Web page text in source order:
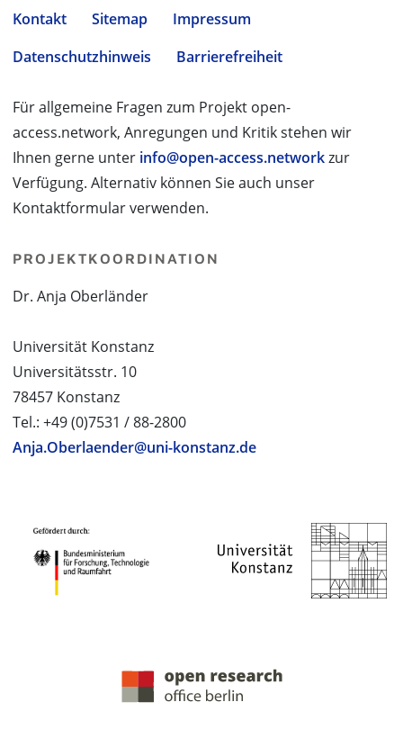
Kontakt Sitemap
Impressum
Datenschutzhinweis
Barrierefreiheit
Für allgemeine Fragen zum Projekt open-
access.network, Anregungen und Kritik stehen wir
Ihnen gerne unter info@open-access.networkzur
Verfügung. Alternativ können Sie auch unser
Kontaktformular verwenden.
PROJEKTKOORDINATION
Dr. Anja Oberländer
Universität Konstanz
Universitätsstr. 10
78457 Konstanz
Tel.: +49 (0)7531 / 88-2800
Anja.Oberlaender@uni-konstanz.de